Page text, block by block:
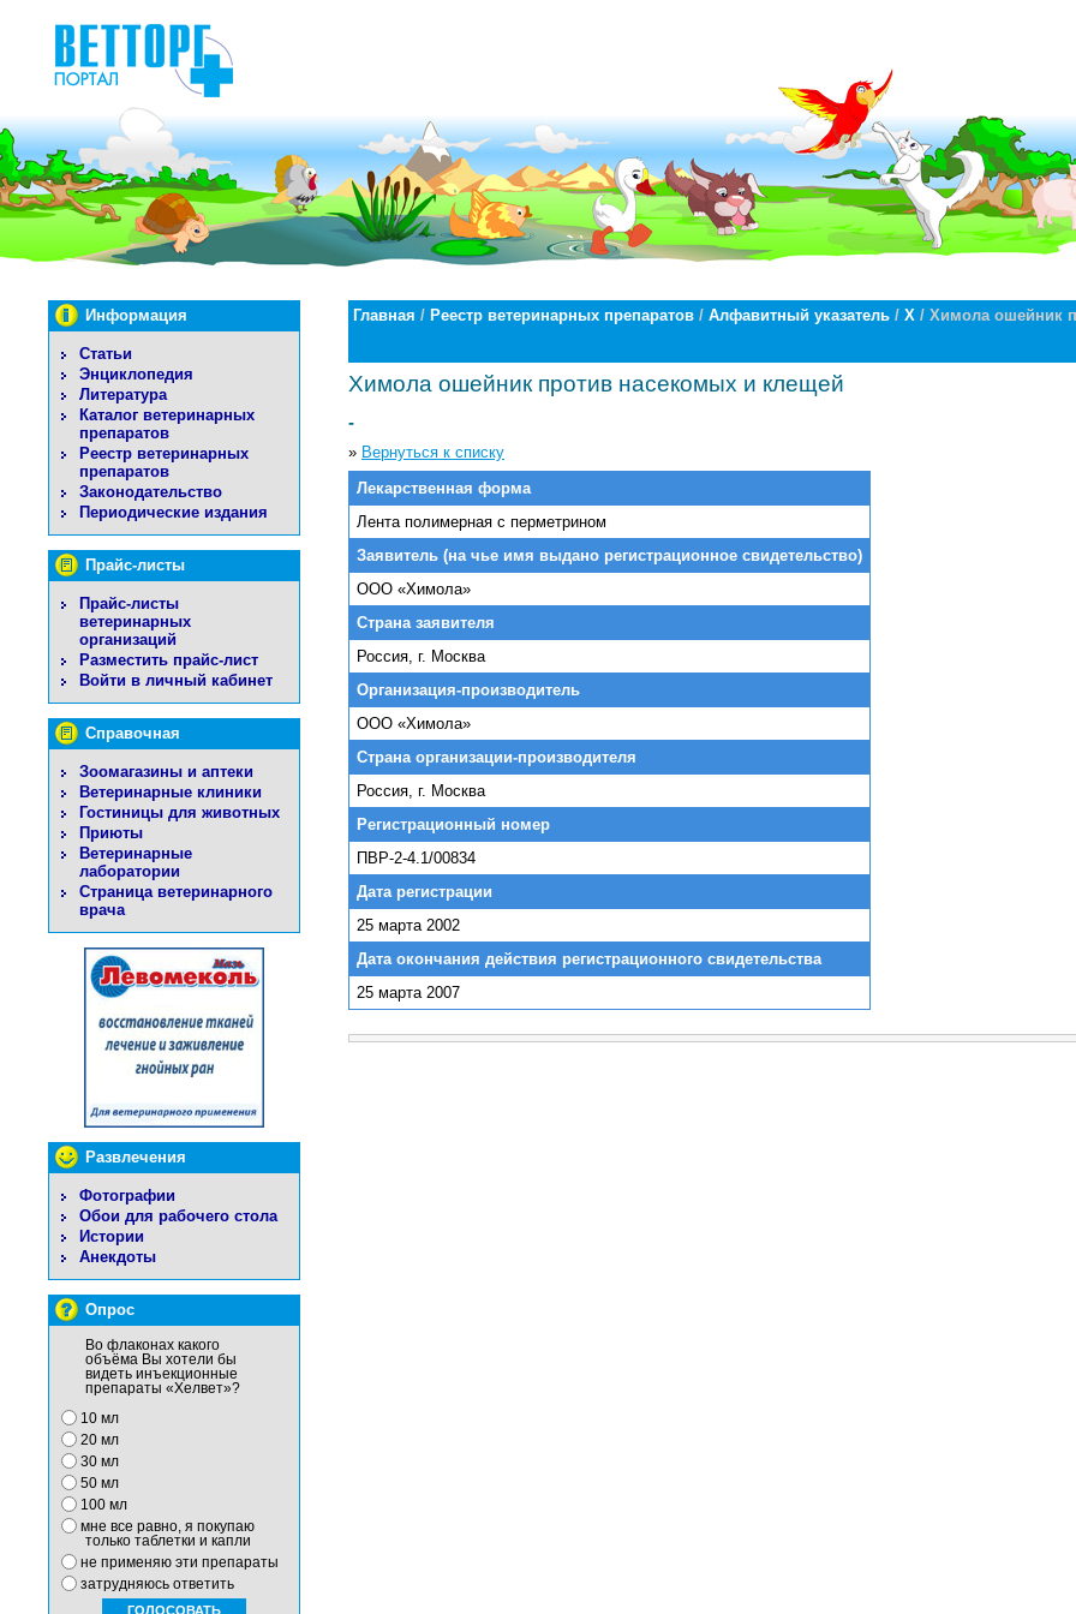
Информация
Статьи
Энциклопедия
Литература
Каталог ветеринарных
препаратов
Реестр ветеринарных
препаратов
Законодательство
Периодические издания
Прайс-листы
Прайс-листы
ветеринарных
организаций
Разместить прайс-лист
Войти в личный кабинет
Справочная
Зоомагазины и аптеки
Ветеринарные клиники
Гостиницы для животных
Приюты
Ветеринарные
лаборатории
Страница ветеринарного
врача
Развлечения
Фотографии
Обои для рабочего стола
Истории
Анекдоты
Опрос
Во флаконах какого
объёма Вы хотели бы
видеть инъекционные
препараты «Хелвет»?
10 мл
20 мл
30 мл
50 мл
100 мл
мне все равно, я покупаю
только таблетки и капли
не применяю эти препараты
затрудняюсь ответить
Главная / Реестр ветеринарных препаратов / Алфавитный указатель / Х / Химола ошейник
Химола ошейник против насекомых и клещей
-
» Вернуться к списку
Лекарственная форма
Лента полимерная с перметрином
Заявитель (на чье имя выдано регистрационное свидетельство)
ООО «Химола»
Страна заявителя
Россия, г. Москва
Организация-производитель
ООО «Химола»
Страна организации-производителя
Россия, г. Москва
Регистрационный номер
ПВР-2-4.1/00834
Дата регистрации
25 марта 2002
Дата окончания действия регистрационного свидетельства
25 марта 2007